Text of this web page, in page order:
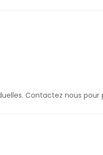
Contactez nous pour